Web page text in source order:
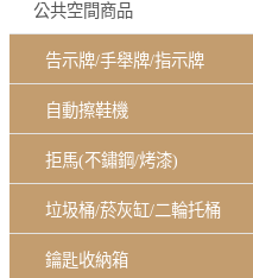
公共空間商品
告示牌/手舉牌/指示牌
自動擦鞋機
拒馬(不鏽鋼/烤漆)
垃圾桶/菸灰缸/二輪托桶
鑰匙收納箱